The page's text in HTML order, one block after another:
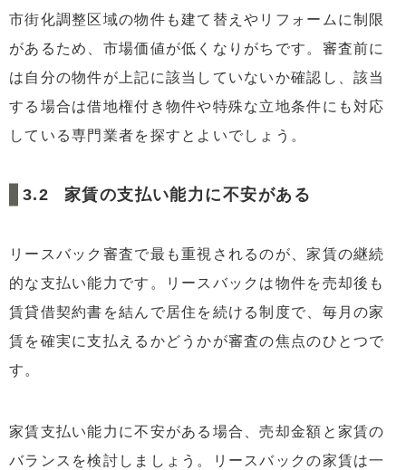
市街化調整区域の物件も建て替えやリフォームに制限
があるため、市場価値が低くなりがちです。審査前に
は自分の物件が上記に該当していないか確認し、該当
する場合は借地権付き物件や特殊な立地条件にも対応
している専門業者を探すとよいでしょう。
家賃の支払い能力に不安がある
リースバック審査で最も重視されるのが、家賃の継続
的な支払い能力です。リースバックは物件を売却後も
賃貸借契約書を結んで居住を続ける制度で、毎月の家
賃を確実に支払えるかどうかが審査の焦点のひとつで
す。
家賃支払い能力に不安がある場合、売却金額と家賃の
バランスを検討しましょう。リースバックの家賃は一